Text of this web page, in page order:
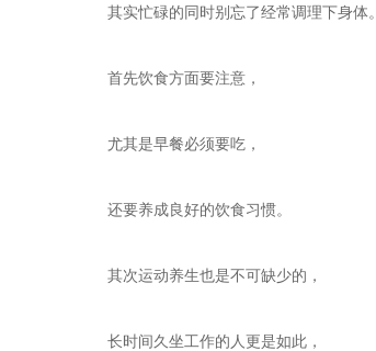
其实忙碌的同时别忘了经常调理下身体。
首先饮食方面要注意，
尤其是早餐必须要吃，
还要养成良好的饮食习惯。
其次运动养生也是不可缺少的，
长时间久坐工作的人更是如此，